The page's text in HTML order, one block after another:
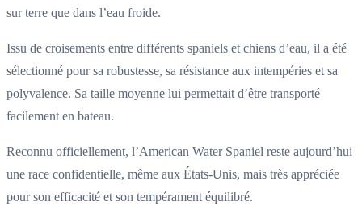
sur terre que dans l’eau froide.
Issu de croisements entre différents spaniels et chiens d’eau, il a été
sélectionné pour sa robustesse, sa résistance aux intempéries et sa
polyvalence. Sa taille moyenne lui permettait d’être transporté
facilement en bateau.
Reconnu officiellement, l’American Water Spaniel reste aujourd’hui
une race confidentielle, même aux États-Unis, mais très appréciée
pour son efficacité et son tempérament équilibré.